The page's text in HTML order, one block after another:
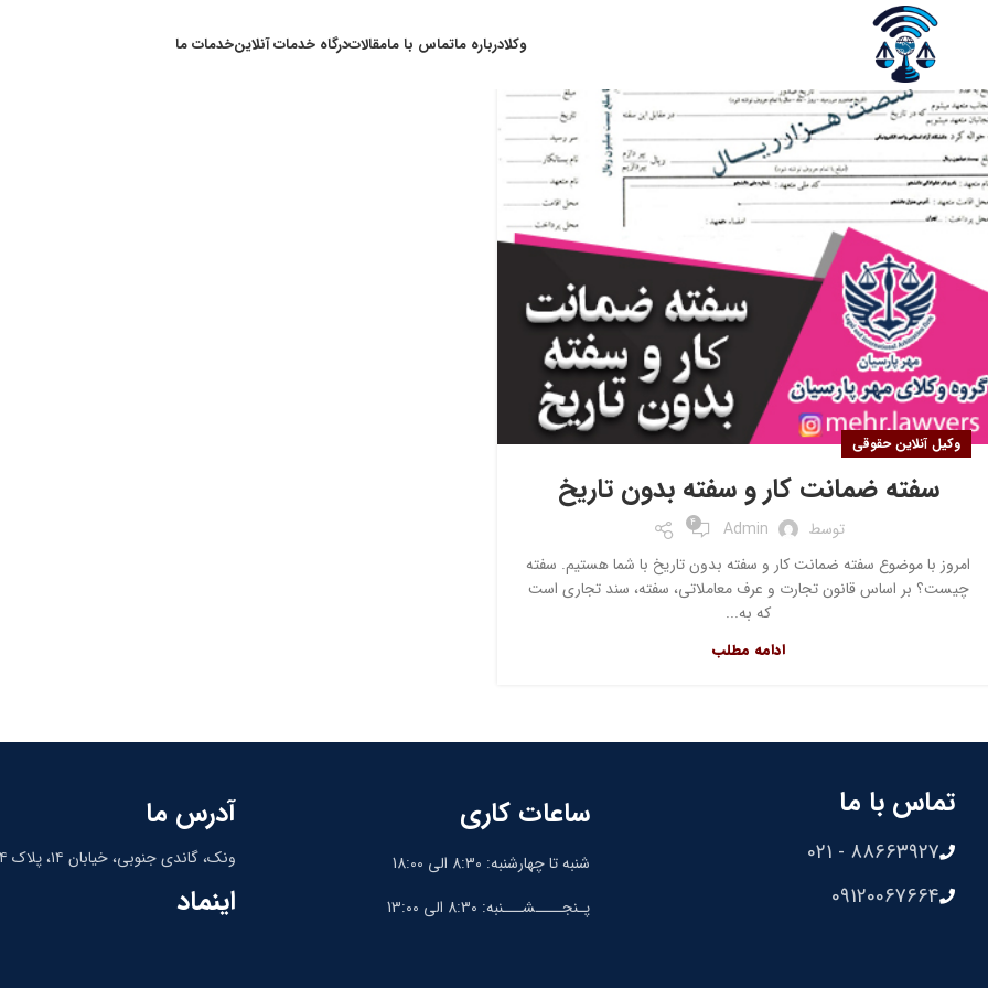
وکلادرباره ماتماس با مامقالاتدرگاه خدمات آنلاینخدمات ما
وکیل آنلاین حقوقی
سفته ضمانت کار و سفته بدون تاریخ
توسط Admin
4
امروز با موضوع سفته ضمانت کار و سفته بدون تاریخ با شما هستیم. سفته
چیست؟ بر اساس قانون تجارت و عرف معاملاتی، سفته، سند تجاری است
که به...
ادامه مطلب
تماس با ما
88663927 - 021
09120067664
ساعات کاری
شنبه تا چهارشنبه: 8:30 الی 18:00
پـنجــــشـــنبه: 8:30 الی 13:00
آدرس ما
ونک، گاندی جنوبی، خیابان ۱۴، پلاک ۱۴، واحد ۹
اینماد